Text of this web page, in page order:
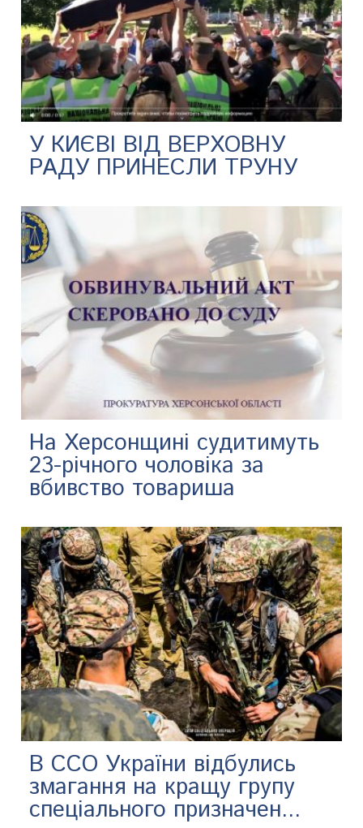
У КИЄВІ ВІД ВЕРХОВНУ
РАДУ ПРИНЕСЛИ ТРУНУ
На Херсонщині судитимуть
23-річного чоловіка за
вбивство товариша
В ССО України відбулись
змагання на кращу групу
спеціального призначен...